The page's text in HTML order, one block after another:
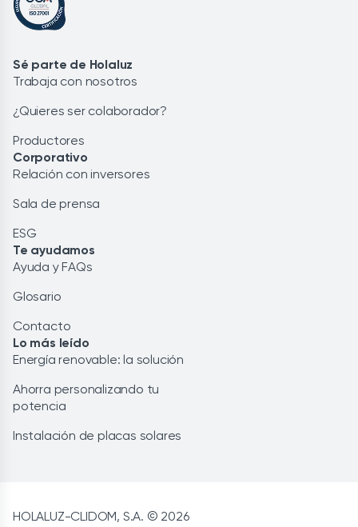
Sé parte de Holaluz
Trabaja con nosotros
¿Quieres ser colaborador?
Productores
Corporativo
Relación con inversores
Sala de prensa
ESG
Te ayudamos
Ayuda y FAQs
Glosario
Contacto
Lo más leído
Energía renovable: la solución
Ahorra personalizando tu
potencia
Instalación de placas solares
HOLALUZ-CLIDOM, S.A. © 2026